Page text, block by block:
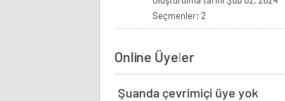
Seçmenler: 2
Online Üyeler
Şuanda çevrimiçi üye yok